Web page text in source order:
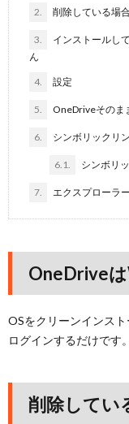
2. 削除している場
3.
インストールし
ん
4. 設定
5. OneDriveそのま
6. シンボリックリ
6.1. シンボリ
7. エクスプローラ
OneDrive
OSをクリーンインス
ログインするだけです。
削除してい